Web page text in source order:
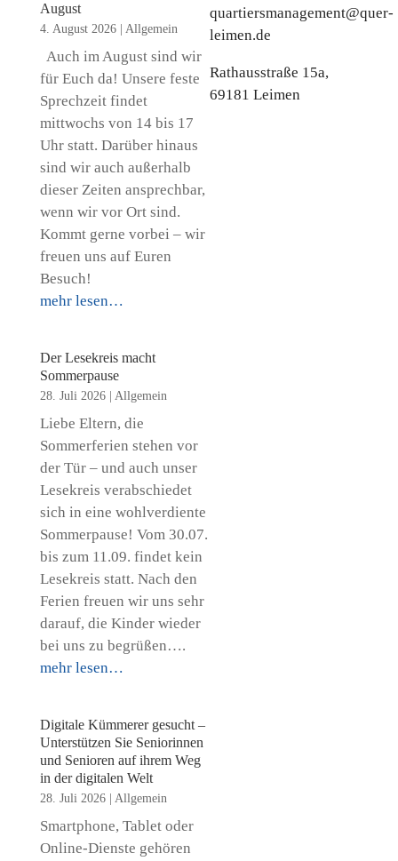
August
4. August 2026| Allgemein
Auch im August sind wir
für Euch da! Unsere feste
Sprechzeit findet
mittwochs von 14 bis 17
Uhr statt. Darüber hinaus
sind wir auch außerhalb
dieser Zeiten ansprechbar,
wenn wir vor Ort sind.
Kommt gerne vorbei – wir
freuen uns auf Euren
Besuch!
mehr lesen…
Der Lesekreis macht
Sommerpause
28. Juli 2026| Allgemein
Liebe Eltern, die
Sommerferien stehen vor
der Tür – und auch unser
Lesekreis verabschiedet
sich in eine wohlverdiente
Sommerpause! Vom 30.07.
bis zum 11.09. findet kein
Lesekreis statt. Nach den
Ferien freuen wir uns sehr
darauf, die Kinder wieder
bei uns zu begrüßen….
mehr lesen…
Digitale Kümmerer gesucht –
Unterstützen Sie Seniorinnen
und Senioren auf ihrem Weg
in der digitalen Welt
28. Juli 2026| Allgemein
Smartphone, Tablet oder
Online-Dienste gehören
quartiersmanagement@quer-
leimen.de
Rathausstraße 15a,
69181 Leimen